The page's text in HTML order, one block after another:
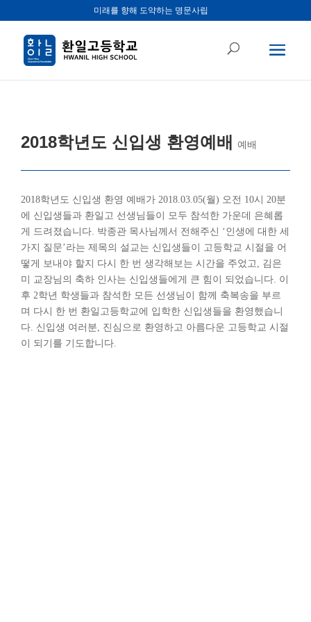
미래를 향해 도약하는 명문사립
2018학년도 신입생 환영예배 예배
2018학년도 신입생 환영 예배가 2018.03.05(월) 오전 10시 20분
에 신입생들과 환일고 선생님들이 모두 참석한 가운데 은혜롭
게 드려졌습니다. 박종관 목사님께서 전해주신 ‘인생에 대한 세
가지 질문’라는 제목의 설교는 신입생들이 고등학교 시절을 어
떻게 보내야 할지 다시 한 번 생각해보는 시간을 주었고, 김은
미 교장님의 축하 인사는 신입생들에게 큰 힘이 되었습니다. 이
후 2학년 학생들과 참석한 모든 선생님이 함께 축복송을 부르
며 다시 한 번 환일고등학교에 입학한 신입생들을 환영했습니
다. 신입생 여러분, 진심으로 환영하고 아름다운 고등학교 시절
이 되기를 기도합니다.